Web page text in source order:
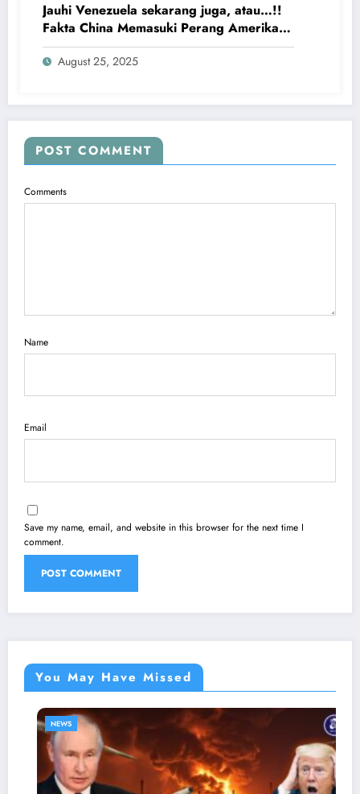
Jauhi Venezuela sekarang juga, atau…!!
Fakta China Memasuki Perang Amerika
Serikat vs Venezuela
August 25, 2025
POST COMMENT
Comments
Name
Email
Save my name, email, and website in this browser for the next time I
comment.
You May Have Missed